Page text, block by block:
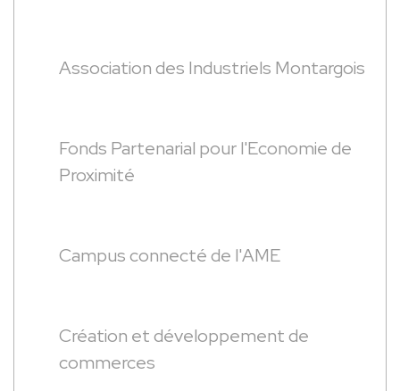
Association des Industriels Montargois
Fonds Partenarial pour l'Economie de
Proximité
Campus connecté de l'AME
Création et développement de
commerces